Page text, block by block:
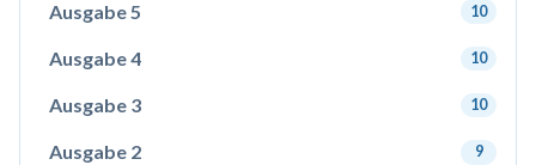
Ausgabe 5 10
Ausgabe 4 10
Ausgabe 3 10
Ausgabe 2 9